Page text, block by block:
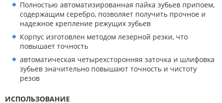
Полностью автоматизированная пайка зубьев припоем,
содержащим серебро, позволяет получить прочное и
надежное крепление режущих зубьев
Корпус изготовлен методом лезерной резки, что
повышает точность
автоматическая четырехсторонняя заточка и шлифовка
зубьев значительно повышают точность и чистоту
резов
ИСПОЛЬЗОВАНИЕ